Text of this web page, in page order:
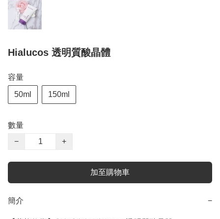
Hialucos 透明質酸晶體
容量
50ml 150ml
數量
−
+
加至購物車
簡介 −